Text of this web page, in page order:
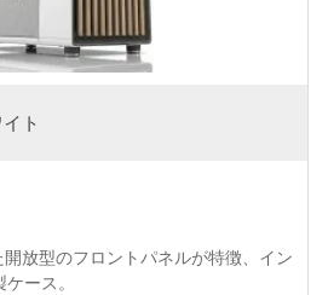
ト
放型のフロントパネルが特徴、イン
ース。